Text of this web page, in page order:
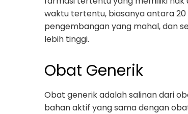
waktu tertentu, biasanya antara
pengembangan yang mahal, dan
lebih tinggi.
Obat Generik
Obat generik adalah salinan dari
bahan aktif yang sama dengan